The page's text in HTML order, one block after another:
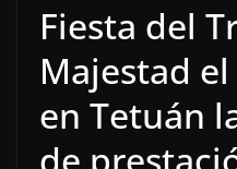
Fiesta del
Majestad
en Tetuán
de